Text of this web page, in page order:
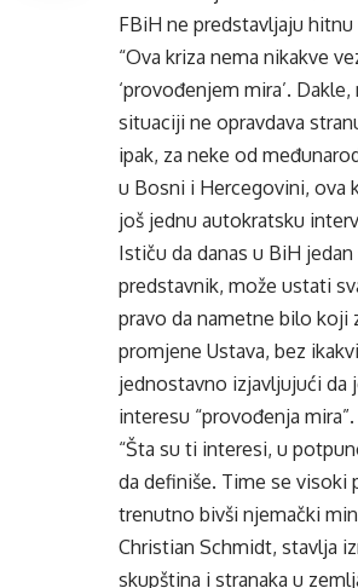
FBiH ne predstavljaju
“Ova kriza nema nikakve
‘provođenjem mira’.
situaciji ne opravdava
ipak, za neke od
u Bosni i Hercegovini, ova
još jednu autokratsku
Ističu da danas u BiH
predstavnik, može ustati
pravo da nametne bilo koji
promjene Ustava, bez
jednostavno izjavljujući da
interesu “provođenja mira”.
“Šta su ti interesi, u
da definiše. Time se visoki
trenutno bivši njemački
Christian Schmidt, stavlja
skupština i stranaka u